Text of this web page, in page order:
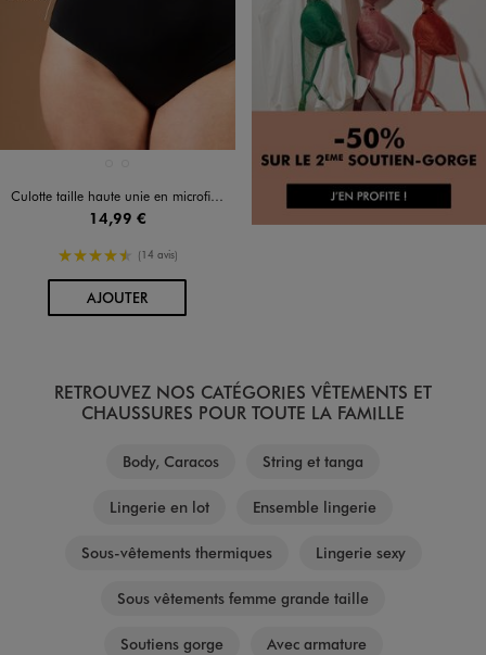
Culotte taille haute unie en microfibre femme
14,99 €
4.5/5 de moyenne
(14 avis)
AJOUTERAU PANIER
RETROUVEZ NOS CATÉGORIES VÊTEMENTS ET
CHAUSSURES POUR TOUTE LA FAMILLE
Body, Caracos String et tanga
Lingerie en lot Ensemble lingerie
Sous-vêtements thermiques Lingerie sexy
Sous vêtements femme grande taille
Soutiens gorge Avec armature